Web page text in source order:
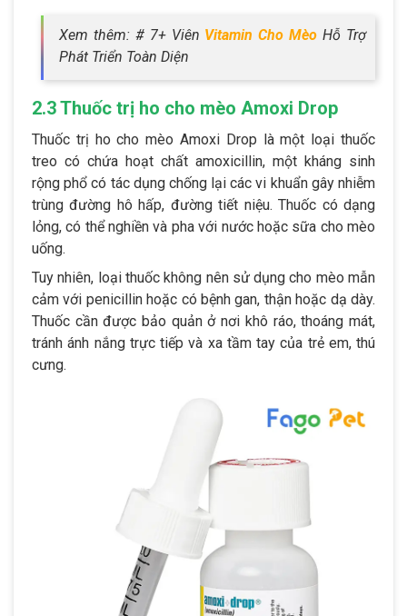
Xem thêm: # 7+ Viên Vitamin Cho Mèo Hỗ Trợ
Phát Triển Toàn Diện
2.3 Thuốc trị ho cho mèo Amoxi Drop
Thuốc trị ho cho mèo Amoxi Drop là một loại thuốc
treo có chứa hoạt chất amoxicillin, một kháng sinh
rộng phổ có tác dụng chống lại các vi khuẩn gây nhiễm
trùng đường hô hấp, đường tiết niệu. Thuốc có dạng
lỏng, có thể nghiền và pha với nước hoặc sữa cho mèo
uống.
Tuy nhiên, loại thuốc không nên sử dụng cho mèo mẫn
cảm với penicillin hoặc có bệnh gan, thận hoặc dạ dày.
Thuốc cần được bảo quản ở nơi khô ráo, thoáng mát,
tránh ánh nắng trực tiếp và xa tầm tay của trẻ em, thú
cưng.